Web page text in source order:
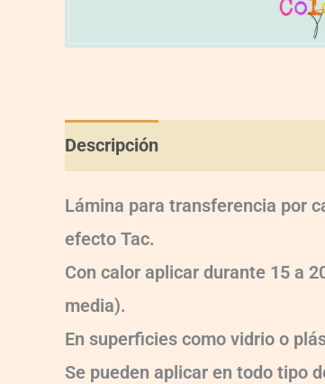
Descripción
Lámina para transferencia por
efecto Tac.
Con calor aplicar durante 15 a
media).
En superficies como vidrio o
Se pueden aplicar en todo tipo